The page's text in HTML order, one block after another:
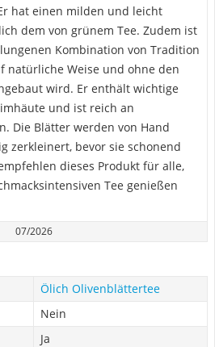
hat einen milden und leicht
dem von grünem Tee. Zudem ist
Kombination von Tradition
natürliche Weise und ohne den
wird. Er enthält wichtige
und ist reich an
Die Blätter werden von Hand
zerkleinert, bevor sie schonend
dieses Produkt für alle,
Tee genießen
07/2026
Ölich Olivenblättertee
Nein
Ja